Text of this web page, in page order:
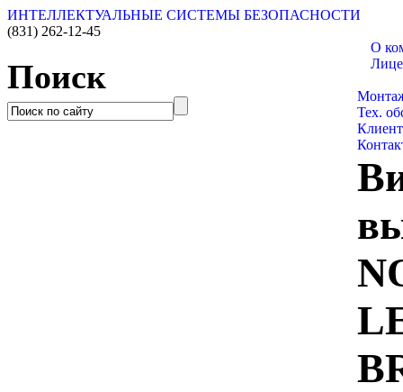
ИНТЕЛЛЕКТУАЛЬНЫЕ СИСТЕМЫ БЕЗОПАСНОСТИ
(831) 262-12-45
Поиск
О
Тех.